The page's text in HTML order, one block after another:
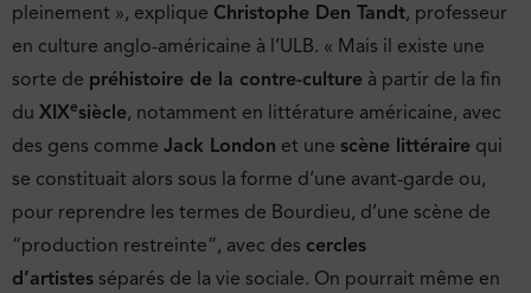
pleinement », explique Christophe Den Tandt, professeur
en culture anglo-américaine à l’ULB. « Mais il existe une
sorte de préhistoire de la contre-culture à partir de la fin
du XIXesiècle, notamment en littérature américaine, avec
des gens comme Jack London et une scène littéraire qui
se constituait alors sous la forme d’une avant-garde ou,
pour reprendre les termes de Bourdieu, d’une scène de
“production restreinte”, avec des cercles
d’artistes séparés de la vie sociale. On pourrait même en